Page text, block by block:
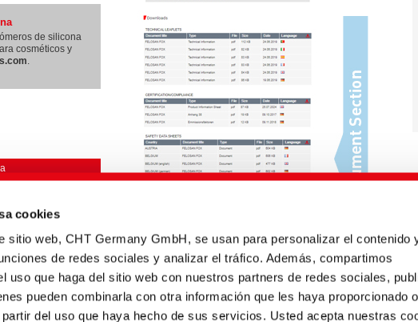
cookies
sitio web, CHT Germany GmbH, se usan para personalizar el contenido
de redes sociales y analizar el tráfico. Además, compartimos
uso que haga del sitio web con nuestros partners de redes sociales,
pueden combinarla con otra información que les haya proporcionado
del uso que haya hecho de sus servicios. Usted acepta nuestras
de silicona
cosméticos y
.